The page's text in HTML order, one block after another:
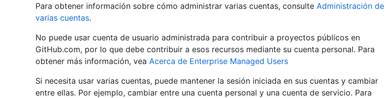
Para obtener información sobre cómo administrar varias cuentas, consulte Administración de
varias cuentas.
No puede usar cuenta de usuario administrada para contribuir a proyectos públicos en
GitHub.com, por lo que debe contribuir a esos recursos mediante su cuenta personal. Para
obtener más información, vea Acerca de Enterprise Managed Users
Si necesita usar varias cuentas, puede mantener la sesión iniciada en sus cuentas y cambiar
entre ellas. Por ejemplo, cambiar entre una cuenta personal y una cuenta de servicio. Para